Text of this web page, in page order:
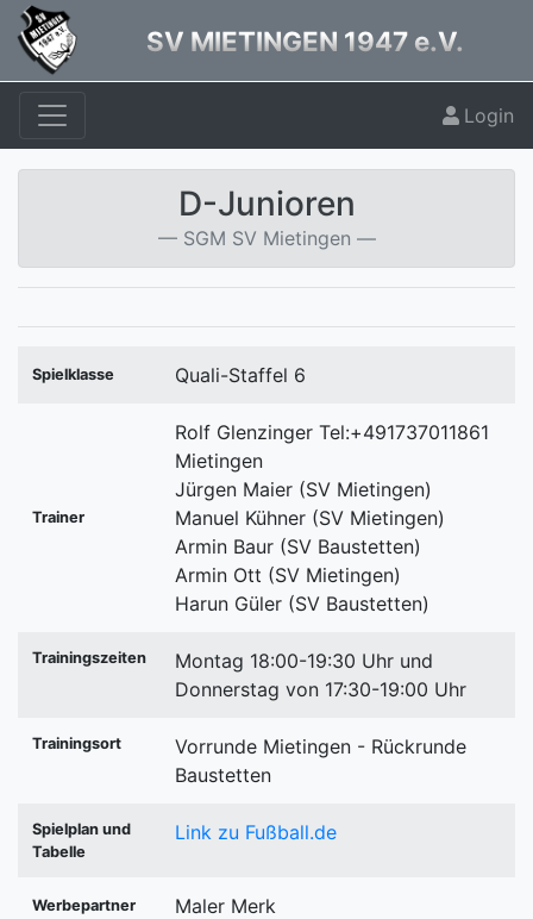
SV MIETINGEN 1947 e.V.
Login
D-Junioren
SGM SV Mietingen
Spielklasse Quali-Staffel 6
Trainer
Rolf Glenzinger Tel:+491737011861
Mietingen
Jürgen Maier (SV Mietingen)
Manuel Kühner (SV Mietingen)
Armin Baur (SV Baustetten)
Armin Ott (SV Mietingen)
Harun Güler (SV Baustetten)
Trainingszeiten
Montag 18:00-19:30 Uhr und
Donnerstag von 17:30-19:00 Uhr
Trainingsort
Vorrunde Mietingen - Rückrunde
Baustetten
Spielplan und
Tabelle
Link zu Fußball.de
Werbepartner Maler Merk